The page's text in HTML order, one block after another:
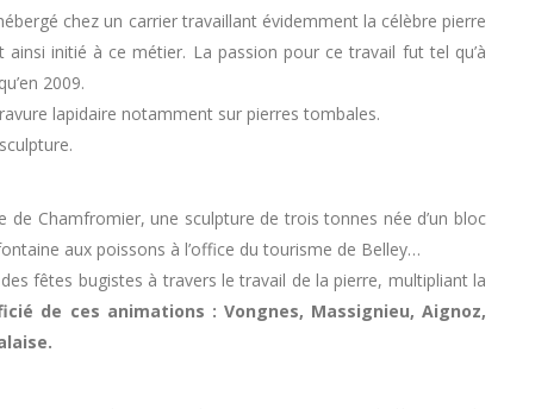
chez un carrier travaillant évidemment la célèbre pierre
initié à ce métier. La passion pour ce travail fut tel qu’à
2009.
lapidaire notamment sur pierres tombales.
Chamfromier, une sculpture de trois tonnes née d’un bloc
aux poissons à l’office du tourisme de Belley…
fêtes bugistes à travers le travail de la pierre, multipliant la
de ces animations : Vongnes, Massignieu, Aignoz,